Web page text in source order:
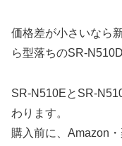
価格差が小さいなら
ら型落ちのSR-
SR-N510EとSR-
わります。
購入前に、Amazon